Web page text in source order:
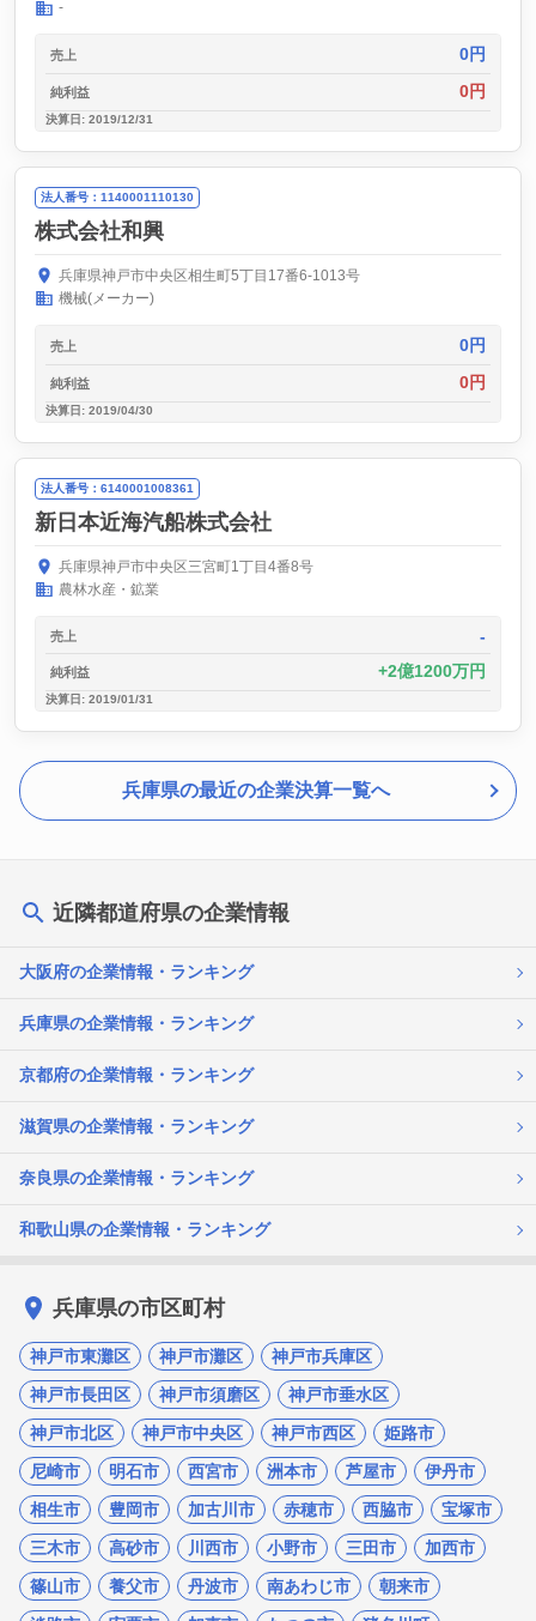
-
売上 0円
純利益 0円
決算日: 2019/12/31
法人番号：1140001110130
株式会社和興
兵庫県神戸市中央区相生町5丁目17番6-1013号
機械(メーカー)
売上 0円
純利益 0円
決算日: 2019/04/30
法人番号：6140001008361
新日本近海汽船株式会社
兵庫県神戸市中央区三宮町1丁目4番8号
農林水産・鉱業
売上 -
純利益 2億1200万円
決算日: 2019/01/31
兵庫県の最近の企業決算一覧へ
近隣都道府県の企業情報
大阪府の企業情報・ランキング
兵庫県の企業情報・ランキング
京都府の企業情報・ランキング
滋賀県の企業情報・ランキング
奈良県の企業情報・ランキング
和歌山県の企業情報・ランキング
兵庫県の市区町村
神戸市東灘区 神戸市灘区
神戸市兵庫区
神戸市長田区
神戸市須磨区
神戸市垂水区
神戸市北区
神戸市中央区 神戸市西区
姫路市
尼崎市
明石市 西宮市 洲本市 芦屋市
伊丹市
相生市
豊岡市 加古川市 赤穂市 西脇市
宝塚市
三木市
高砂市 川西市 小野市 三田市
加西市
篠山市
養父市 丹波市 南あわじ市
朝来市